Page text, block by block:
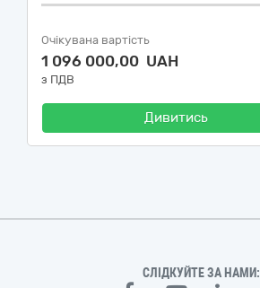
Очікувана вартість
1 096 000,00 UAH
з ПДВ
Дивитись
СЛІДКУЙТЕ ЗА НАМИ: